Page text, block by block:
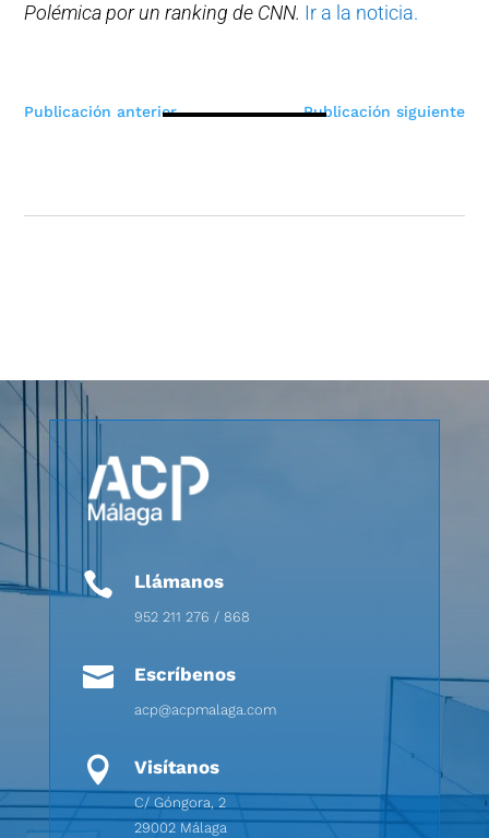
Polémica por un ranking de CNN. Ir a la noticia.
Navegación
Publicación anterior Publicación siguiente
 Llámanos
952 211 276 / 868
 Escríbenos
acp@acpmalaga.com
 Visítanos
C/ Góngora, 2
29002 Málaga